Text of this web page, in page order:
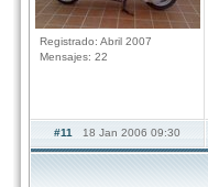
Registrado: Abril 2007
Mensajes: 22
#11 18 Jan 2006 09:30